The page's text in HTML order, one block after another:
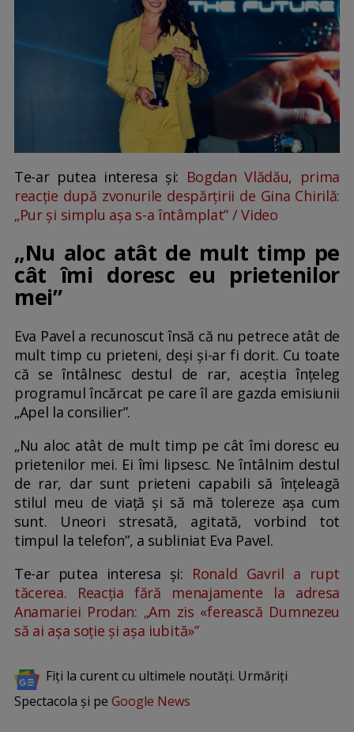
Te-ar putea interesa și: Bogdan Vlădău, prima
reacție după zvonurile despărțirii de Gina Chirilă:
„Pur și simplu așa s-a întâmplat” / Video
„Nu aloc atât de mult timp pe
cât îmi doresc eu prietenilor
mei”
Eva Pavel a recunoscut însă că nu petrece atât de
mult timp cu prieteni, deși și-ar fi dorit. Cu toate
că se întâlnesc destul de rar, aceștia înțeleg
programul încărcat pe care îl are gazda emisiunii
„Apel la consilier”.
„Nu aloc atât de mult timp pe cât îmi doresc eu
prietenilor mei. Ei îmi lipsesc. Ne întâlnim destul
de rar, dar sunt prieteni capabili să înțeleagă
stilul meu de viață și să mă tolereze așa cum
sunt. Uneori stresată, agitată, vorbind tot
timpul la telefon”, a subliniat Eva Pavel.
Te-ar putea interesa și: Ronald Gavril a rupt
tăcerea. Reacția fără menajamente la adresa
Anamariei Prodan: „Am zis «ferească Dumnezeu
să ai așa soție și așa iubită»”
Fiți la curent cu ultimele noutăți. Urmăriți
Spectacola și pe Google News